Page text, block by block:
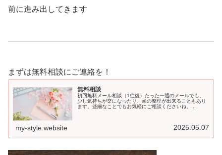
前に進み出してきます
まずは無料相談にご連絡を！
無料相談
初回無料メール相談（1往復）たった一通のメールでも、
少し気持ちが楽になったり、頭の整理が出来ることもあり
ます。些細なことでもお気軽にご相談くださいね。...
my-style.website 2025.05.07